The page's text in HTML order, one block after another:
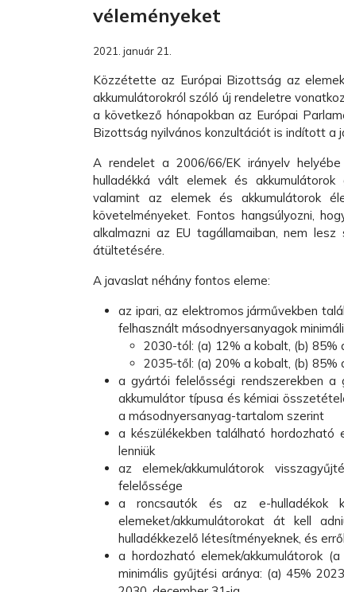
véleményeket
2021. január 21.
Közzétette az Európai Bizottság az
akkumulátorokról szóló új rendeletre
a következő hónapokban az Európai
Bizottság nyilvános konzultációt is indított a
A rendelet a 2006/66/EK irányelv
hulladékká vált elemek és
valamint az elemek és akkumulátorok
követelményeket. Fontos hangsúlyozni,
alkalmazni az EU tagállamaiban, nem
átültetésére.
A javaslat néhány fontos eleme:
az ipari, az elektromos járművekben
felhasznált másodnyersanyagok
2030-tól: (a) 12% a kobalt, (b) 85%
2035-től: (a) 20% a kobalt, (b) 85%
a gyártói felelősségi rendszerekben
akkumulátor típusa és kémiai
a másodnyersanyag-tartalom szerint
a készülékekben található hordozható
lenniük
az elemek/akkumulátorok
felelőssége
a roncsautók és az e-hulladékok
elemeket/akkumulátorokat át kell
hulladékkezelő létesítményeknek, és
a hordozható elemek/akkumulátorok
minimális gyűjtési aránya: (a) 45%